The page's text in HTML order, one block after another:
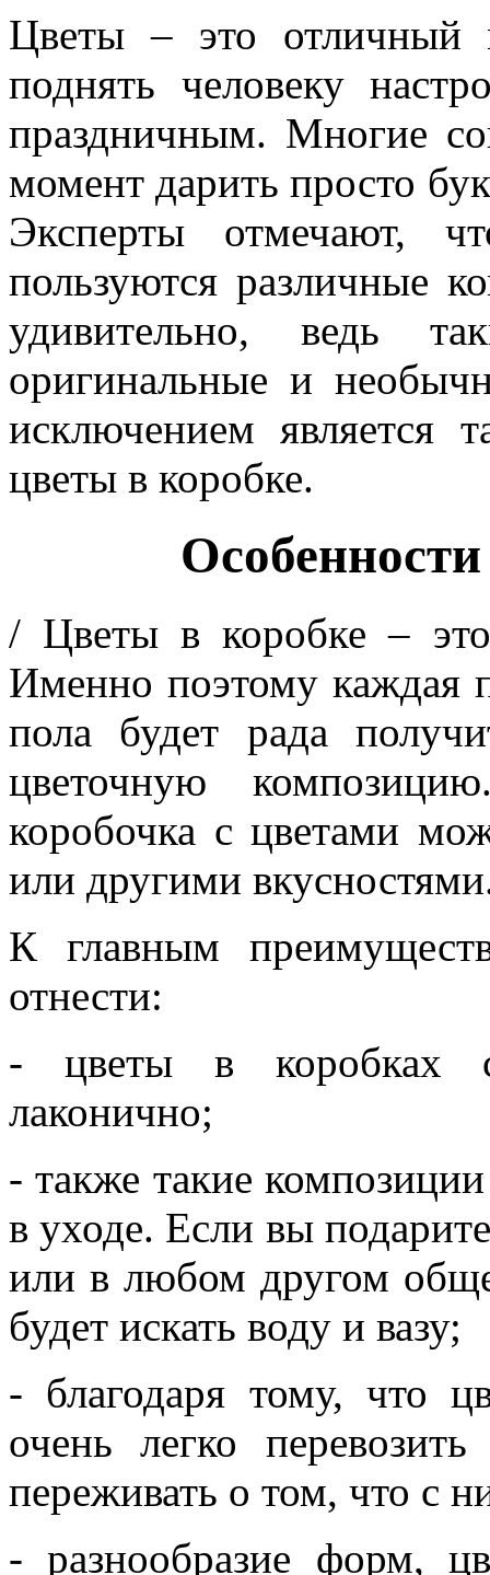
Цветы – это отличный
поднять человеку
праздничным. Многие
момент дарить просто
Эксперты отмечают,
пользуются различные
удивительно, ведь
оригинальные и
исключением является
цветы в коробке.
/ Цветы в коробке –
Именно поэтому каждая
пола будет рада
цветочную
коробочка с цветами
или другими
К главным
отнести:
- цветы в коробках
лаконично;
- также такие
в уходе. Если вы
или в любом другом
будет искать воду и вазу;
- благодаря тому, что
очень легко
переживать о том, что с
- разнообразие форм,